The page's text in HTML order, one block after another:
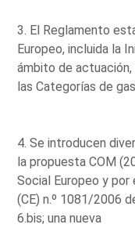
3. El Reglamento
Europeo, incluida la
ámbito de
las Categorías de
4. Se introducen
la propuesta COM
Social Europeo y
(CE) n.º 1081/2006
6.bis; una nueva